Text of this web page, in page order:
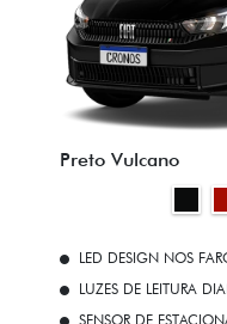
Preto Vulcano
LED DESIGN NOS
LUZES DE LEITURA
SENSOR DE